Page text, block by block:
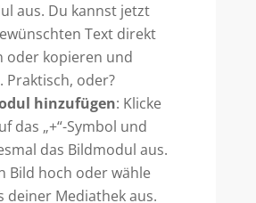
aus. Du kannst jetzt
Text direkt
oder kopieren und
Praktisch, oder?
hinzufügen: Klicke
das „+“-Symbol und
das Bildmodul aus.
Bild hoch oder wähle
deiner Mediathek aus.